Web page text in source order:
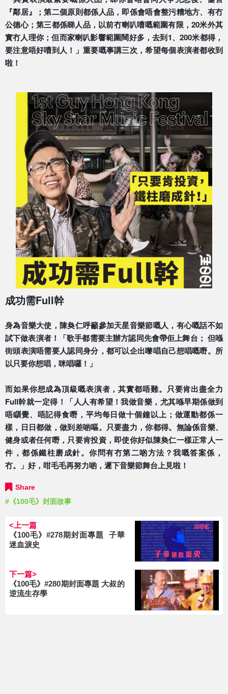
『鄰居』；第二個原則都係人品，即係會唔會整污糟地方、有冇
公德心；第三都係睇人品，以前冇喇叭嘈嘅範圍有限，20米外其
實冇人理你；但而家喇叭影響範圍闊好多，去到1、200米都得，
要注意唔好嘈到人！」重要嘅事講三次，希望每個表演者都收到
啦！
成功需Full幹
身為音樂大使，陳奐仁呼籲參加天星音樂節嘅人，有心嘅話不如
試下做表演者！「歌手都需要主辦方認同先會帶佢上舞台； 但喺
街頭表演唔需要人認同身分，都可以企出嚟唱自己想唱嘅嘢。所
以只要你想唱，咪唱囉！」
而如果你想成為頂級嘅表演者，其實都唔難。只要肯出盡全力
Full幹就一定得！「人人有希望！我做音樂，尤其喺早期係做到
唔瞓覺、唔記得食嘢，平均每日做十個鐘以上； 做運動都係一
樣，日日都做，做到差啲嘔。只要盡力，你都得。無論係音樂、
健身或者任何嘢，只要肯投資，即使你好似陳奐仁一樣正常人一
件，都係鐵柱磨成針。你問有冇第二啲方法？我嘅答案係，
冇。」好，咁毛毛再努力啲，遲下音樂節舞台上見啦！
Share
#《100毛》封面故事
<上一篇
《100毛》#278期封面專題 子華
迷血淚史
下一篇>
《100毛》#280期封面專題 大叔的
逆流生存學